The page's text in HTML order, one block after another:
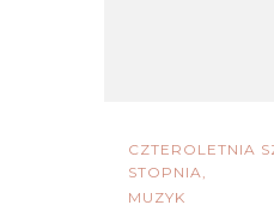
CZTEROLETNIA
STOPNIA
MUZYK